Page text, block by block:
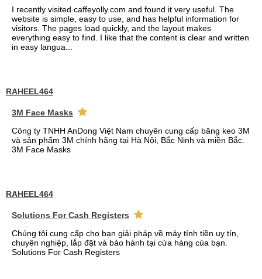
I recently visited caffeyolly.com and found it very useful. The
website is simple, easy to use, and has helpful information for
visitors. The pages load quickly, and the layout makes
everything easy to find. I like that the content is clear and written
in easy langua...
RAHEEL464
3M Face Masks
Công ty TNHH AnDong Việt Nam chuyên cung cấp băng keo 3M
và sản phẩm 3M chính hãng tại Hà Nội, Bắc Ninh và miền Bắc.
3M Face Masks
RAHEEL464
Solutions For Cash Registers
Chúng tôi cung cấp cho bạn giải pháp về máy tính tiền uy tín,
chuyên nghiệp, lắp đặt và bảo hành tại cửa hàng của bạn.
Solutions For Cash Registers